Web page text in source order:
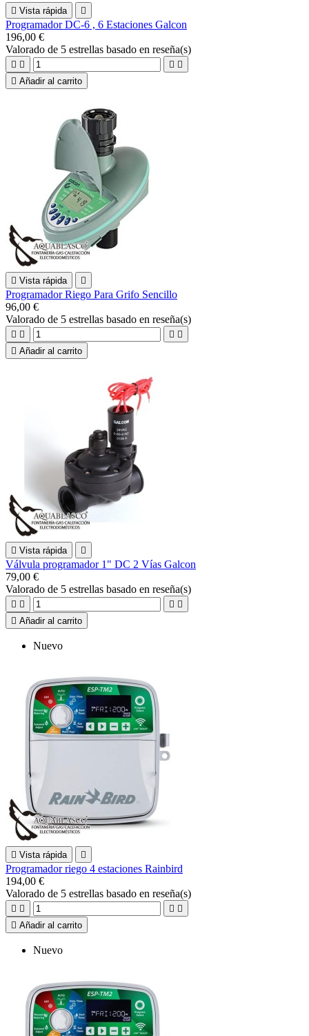
 Vista rápida 
Programador DC-6 , 6 Estaciones Galcon
196,00 €
Valorado de 5 estrellas basado en reseña(s)
   
 Añadir al carrito
 Vista rápida 
Programador Riego Para Grifo Sencillo
96,00 €
Valorado de 5 estrellas basado en reseña(s)
   
 Añadir al carrito
 Vista rápida 
Válvula programador 1" DC 2 Vías Galcon
79,00 €
Valorado de 5 estrellas basado en reseña(s)
   
 Añadir al carrito
Nuevo
 Vista rápida 
Programador riego 4 estaciones Rainbird
194,00 €
Valorado de 5 estrellas basado en reseña(s)
   
 Añadir al carrito
Nuevo